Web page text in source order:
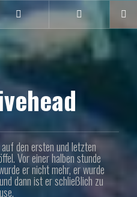
Linkedin
den ersten und letzten
Vor einer halben stunde
er nicht mehr, er wurde
dann ist er schließlich zu